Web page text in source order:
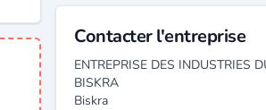
Contacter l'entreprise
ENTREPRISE DES INDUSTRIES
BISKRA
Biskra